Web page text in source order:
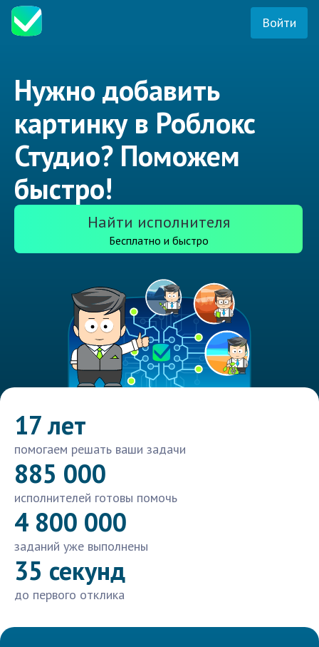
Войти
Нужно добавить
картинку в Роблокс
Студио? Поможем
быстро!
Найти исполнителя
Бесплатно и быстро
17 лет
помогаем решать ваши задачи
885 000
исполнителей готовы помочь
4 800 000
заданий уже выполнены
35 секунд
до первого отклика